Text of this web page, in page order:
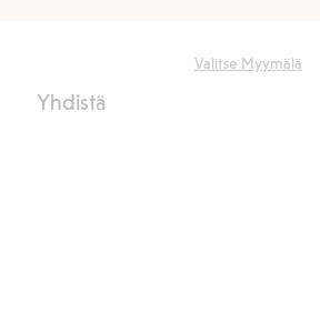
Valitse Myymälä
Yhdistä